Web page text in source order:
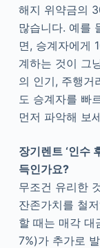
해지 위약금의
많습니다. 예를
면, 승계자에게
계하는 것이 그
의 인기, 주행거
도 승계자를 빠
먼저 파악해 보
장기렌트 ‘인수
득인가요?
무조건 유리한
잔존가치를 철
할 때는 매각 대
7%)가 추가로